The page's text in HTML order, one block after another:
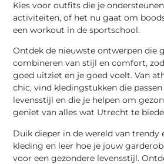
Kies voor outfits die je
activiteiten, of het nu gaat om
een workout in de sportschool.
Ontdek de nieuwste ontwerpen die
combineren van stijl en comfort,
goed uitziet en je goed voelt. Van
chic, vind kledingstukken die
levensstijl en die je helpen om
geniet van alles wat Utrecht te
Duik dieper in de wereld van trendy
kleding en leer hoe je jouw
voor een gezondere levensstijl.